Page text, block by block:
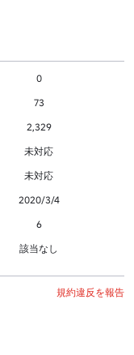
0
73
2,329
未対応
未対応
2020/3/4
6
該当なし
規約違反を報告